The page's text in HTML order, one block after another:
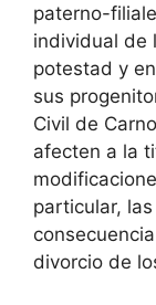
paterno-
individual de
potestad y
sus
Civil de
afecten a la
particular,
divorcio de